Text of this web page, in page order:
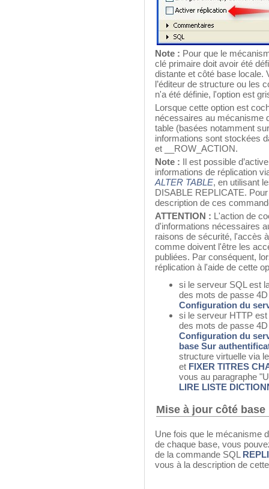
Note : Pour que le
clé primaire doit avoir été
distante et côté base locale.
l’éditeur de structure ou les
n'a été définie, l'option est
Lorsque cette option est
nécessaires au mécanisme
table (basées notamment
informations sont stockées
et __ROW_ACTION.
Note : Il est possible
informations de réplication
ALTER TABLE, en utilisant
DISABLE REPLICATE.
description de ces
ATTENTION : L'action de
d'informations nécessaires
raisons de sécurité, l'accès
comme doivent l'être les
publiées. Par conséquent,
réplication à l'aide de cette
si le serveur SQL est
des mots de passe
Configuration du
si le serveur HTTP
des mots de passe
Configuration du
base Sur
structure virtuelle via
et FIXER TITRES
vous au paragraphe
LIRE LISTE
Mise à jour côté base
Une fois que le mécanisme
de chaque base, vous
de la commande SQL
vous à la description de